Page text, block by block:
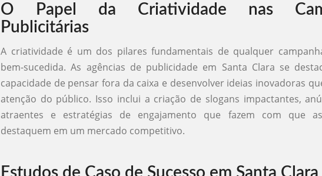
O Papel da Criatividade nas
Publicitárias
A criatividade é um dos pilares fundamentais de qualquer
bem-sucedida. As agências de publicidade em Santa Clara se
capacidade de pensar fora da caixa e desenvolver ideias inovadoras
atenção do público. Isso inclui a criação de slogans impactantes,
atraentes e estratégias de engajamento que fazem com que
destaquem em um mercado competitivo.
Estudos de Caso de Sucesso em Santa Clara